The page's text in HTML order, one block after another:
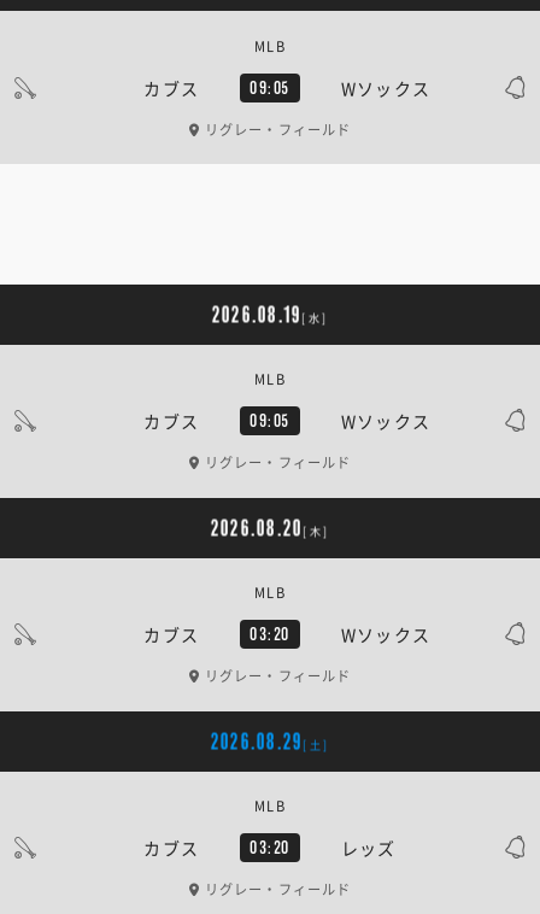
カブス 09:05 Wソックス
MLB
リグレー・フィールド
2026.08.19 [水]
カブス 09:05 Wソックス
MLB
リグレー・フィールド
2026.08.20 [木]
カブス 03:20 Wソックス
MLB
リグレー・フィールド
2026.08.29 [土]
カブス 03:20 レッズ
MLB
リグレー・フィールド